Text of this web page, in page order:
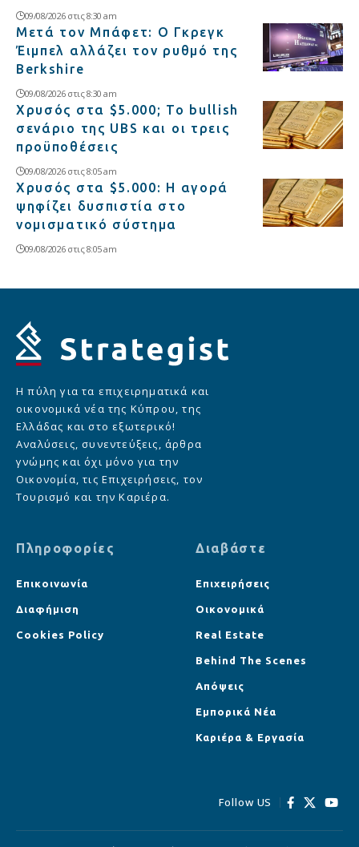
09/08/2026 στις 8:30 am
Μετά τον Μπάφετ: Ο Γκρεγκ
Έιμπελ αλλάζει τον ρυθμό της
Berkshire
09/08/2026 στις 8:30 am
Χρυσός στα $5.000; Το bullish
σενάριο της UBS και οι τρεις
προϋποθέσεις
09/08/2026 στις 8:05 am
Χρυσός στα $5.000: Η αγορά
ψηφίζει δυσπιστία στο
νομισματικό σύστημα
09/08/2026 στις 8:05 am
Η πύλη για τα επιχειρηματικά και
οικονομικά νέα της Κύπρου, της
Ελλάδας και στο εξωτερικό!
Αναλύσεις, συνεντεύξεις, άρθρα
γνώμης και όχι μόνο για την
Οικονομία, τις Επιχειρήσεις, τον
Τουρισμό και την Καριέρα.
Πληροφορίες
Επικοινωνία
Διαφήμιση
Cookies Policy
Διαβάστε
Επιχειρήσεις
Οικονομικά
Real Estate
Behind The Scenes
Απόψεις
Εμπορικά Νέα
Καριέρα & Εργασία
Follow US